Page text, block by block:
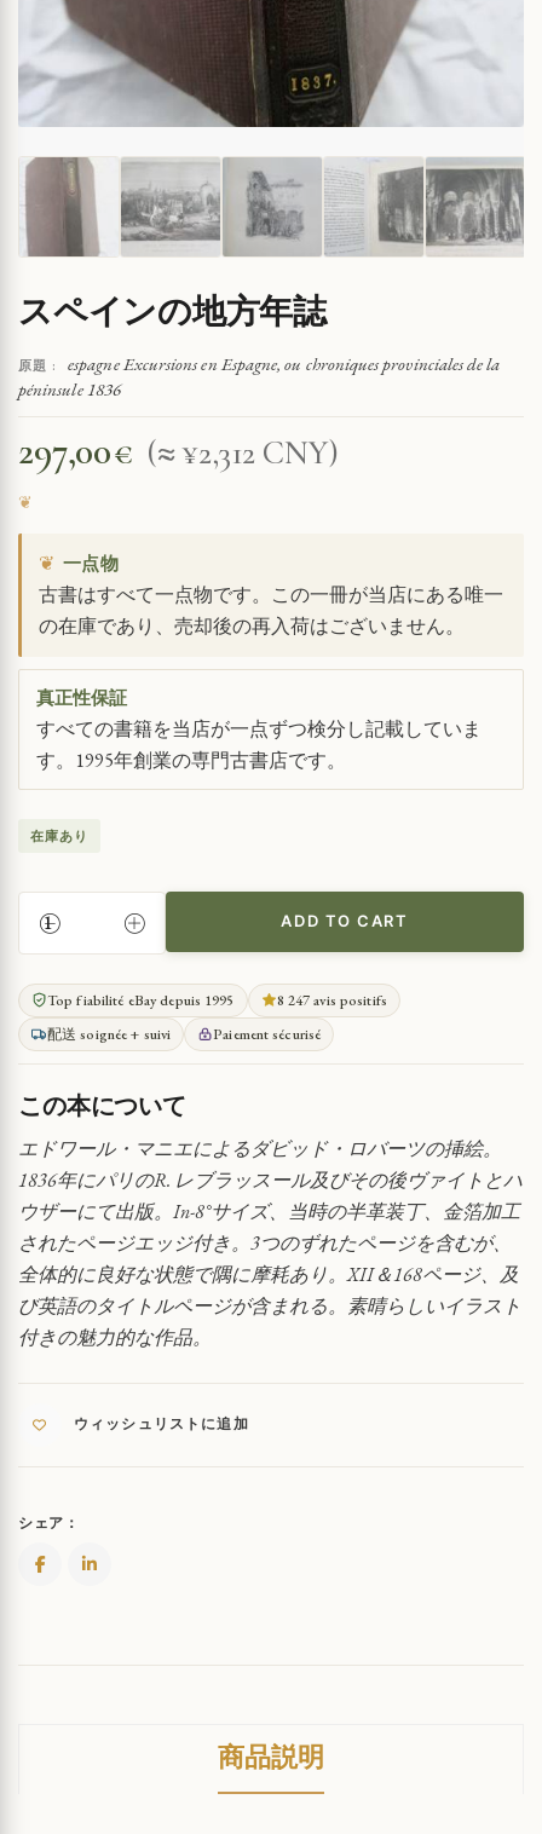
スペインの地方年誌
原題 :
espagne Excursions en Espagne, ou chroniques provinciales de la
péninsule 1836
297,00€ (≈ ¥2,312 CNY)
❦ 一点物
古書はすべて一点物です。この一冊が当店にある唯一
の在庫であり、売却後の再入荷はございません。
真正性保証
すべての書籍を当店が一点ずつ検分し記載していま
す。1995年創業の専門古書店です。
在庫あり
ペ
イ
ン
の
地
年
QUANTITY
ADD TO CART
Top fiabilité eBay depuis 1995
8 247 avis positifs
配送 soignée + suivi
Paiement sécurisé
この本について
エドワール・マニエによるダビッド・ロバーツの挿絵。
1836年にパリのR. レブラッスール及びその後ヴァイトとハ
ウザーにて出版。In-8°サイズ、当時の半革装丁、金箔加工
されたページエッジ付き。3つのずれたページを含むが、
全体的に良好な状態で隅に摩耗あり。XII＆168ページ、及
び英語のタイトルページが含まれる。素晴らしいイラスト
付きの魅力的な作品。
ウィッシュリストに追加
シェア：
商品説明